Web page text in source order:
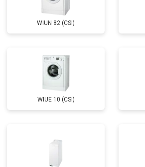
креплений, кнопок)
Замена амортизаторов
Замена подшипников от
Замена мотора от
WIUN 82 (CSI)
WIUE 10 (CSI)